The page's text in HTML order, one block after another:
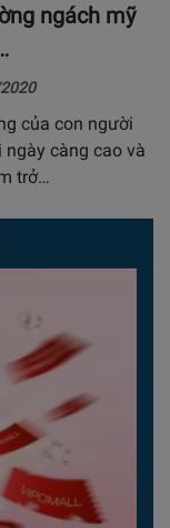
ngách mỹ
của con người
ngày càng cao và
trở…